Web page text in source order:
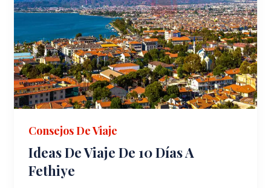
Consejos De Viaje
Ideas De Viaje De 10 Días A
Fethiye